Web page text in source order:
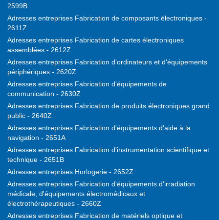
2599B
Adresses entreprises Fabrication de composants électroniques -
2611Z
Adresses entreprises Fabrication de cartes électroniques
assemblées - 2612Z
Adresses entreprises Fabrication d'ordinateurs et d'équipements
périphériques - 2620Z
Adresses entreprises Fabrication d'équipements de
communication - 2630Z
Adresses entreprises Fabrication de produits électroniques grand
public - 2640Z
Adresses entreprises Fabrication d'équipements d'aide à la
navigation - 2651A
Adresses entreprises Fabrication d'instrumentation scientifique et
technique - 2651B
Adresses entreprises Horlogerie - 2652Z
Adresses entreprises Fabrication d'équipements d'irradiation
médicale, d'équipements électromédicaux et
électrothérapeutiques - 2660Z
Adresses entreprises Fabrication de matériels optique et